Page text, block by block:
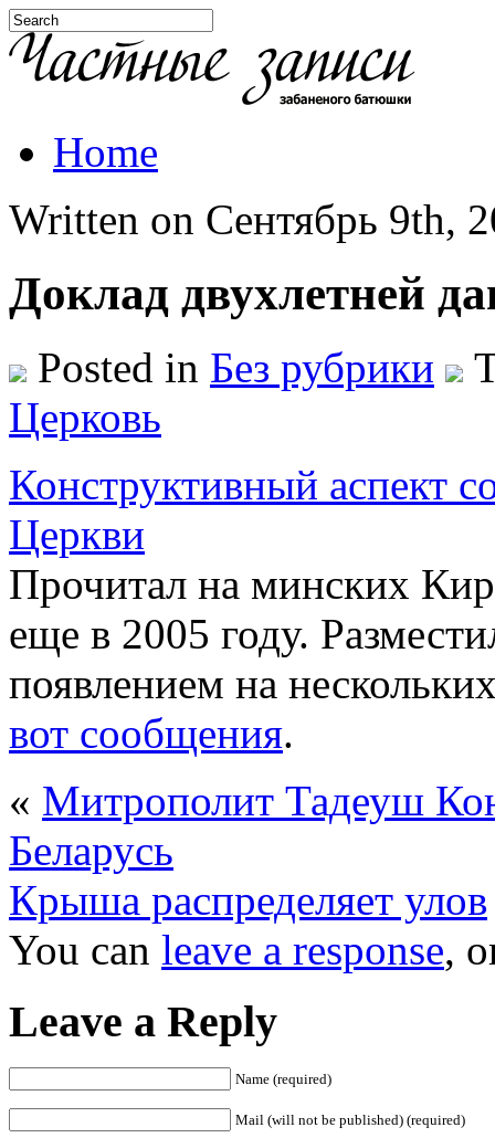
Home
Written on Сентябрь 9th,
Доклад двухлетней
Posted in Без рубрики
Церковь
Конструктивный аспект
Церкви
Прочитал на минских
еще в 2005 году.
появлением на
вот сообщения.
« Митрополит Тадеуш
Беларусь
Крыша распределяет улов
You can leave a response,
Leave a Reply
Name (required)
Mail (will not be published) (required)